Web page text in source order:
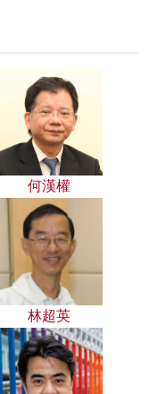
何漢權
林超英